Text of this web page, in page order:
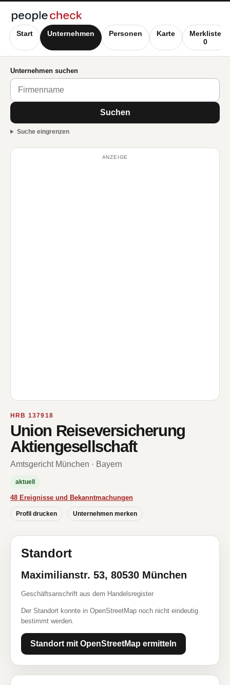
Start Unternehmen Personen Karte
Merkliste
0
Unternehmen suchen
Suchen
Suche eingrenzen
ANZEIGE
HRB 137918
Union Reiseversicherung
Aktiengesellschaft
Amtsgericht München · Bayern
aktuell
48 Ereignisse und Bekanntmachungen
Profil drucken Unternehmen merken
Standort
Maximilianstr. 53, 80530 München
Geschäftsanschrift aus dem Handelsregister
Der Standort konnte in OpenStreetMap noch nicht eindeutig
bestimmt werden.
Standort mit OpenStreetMap ermitteln